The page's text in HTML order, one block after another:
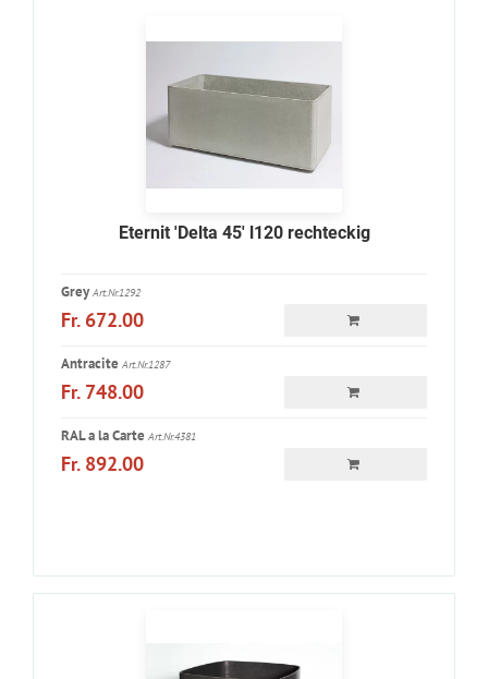
Eternit 'Delta 45' l120 rechteckig
Grey Art.Nr.1292
Fr. 672.00
Antracite Art.Nr.1287
Fr. 748.00
RAL a la Carte Art.Nr.4381
Fr. 892.00